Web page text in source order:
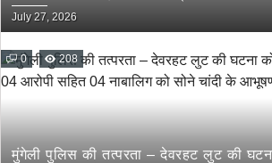
July 27, 2026
0 208
मुंगेली पुलिस की तत्परता – देवरहट लुट की